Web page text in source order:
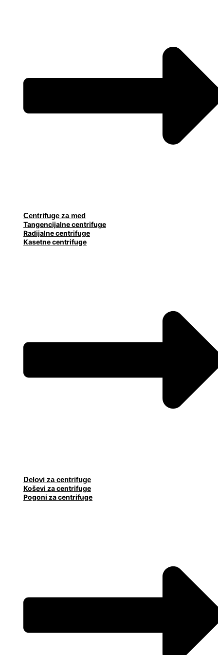
Centrifuge za med
Tangencijalne centrifuge
Radijalne centrifuge
Kasetne centrifuge
Delovi za centrifuge
Koševi za centrifuge
Pogoni za centrifuge